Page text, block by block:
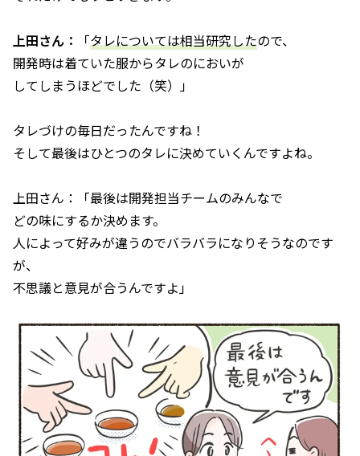
上田さん： 「タレについては相当研究したので、
開発時は着ていた服からタレのにおいが
してしまうほどでした（笑）」
タレづけの毎日だったんですね！
そして最後はひとつのタレに決めていくんですよね。
上田さん：「最後は開発担当チームのみんなで
どの味にするか決めます。
人によって好みが違うのでバラバラになりそうなのです
が、
不思議と意見が合うんですよ」